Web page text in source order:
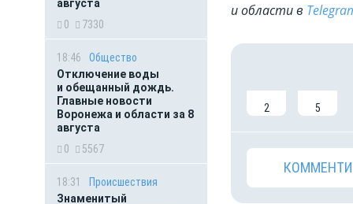
августа
0
7330
18:46
Общество
Отключение воды
и обещанный дождь.
Главные новости
Воронежа и области за 8
августа
0
5567
18:31
Происшествия
Знаменитый
и области в
2 5